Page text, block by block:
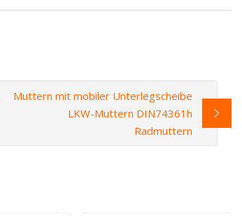
Muttern mit mobiler Unterlegscheibe
LKW-Muttern DIN74361h
Radmuttern